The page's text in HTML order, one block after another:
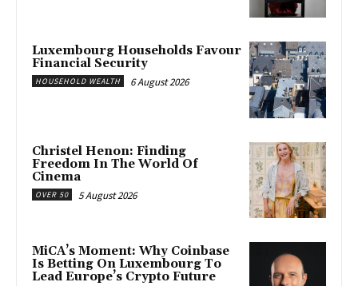
Luxembourg Households Favour
Financial Security
HOUSEHOLD WEALTH 6 August 2026
Christel Henon: Finding
Freedom In The World Of
Cinema
OVER 50 5 August 2026
MiCA’s Moment: Why Coinbase
Is Betting On Luxembourg To
Lead Europe’s Crypto Future